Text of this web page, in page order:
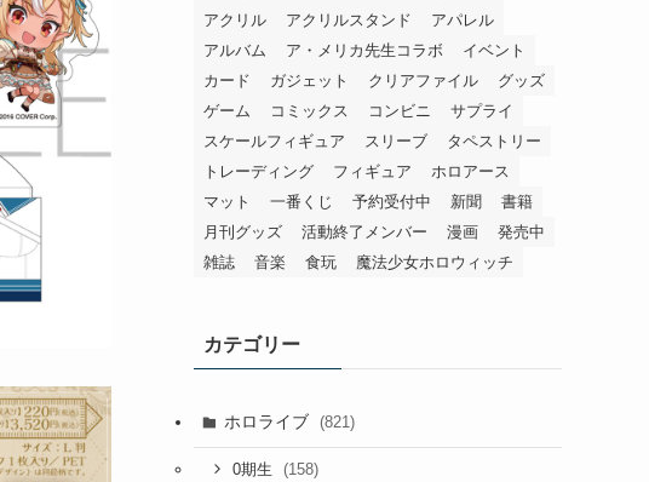
アクリル
アクリルスタンド
アパレル
アルバム
ア・メリカ先生コラボ
イベント
カード
ガジェット クリアファイル
グッズ
ゲーム
コミックス コンビニ
サプライ
スケールフィギュア
スリーブ
タペストリー
トレーディング
フィギュア
ホロアース
マット
一番くじ 予約受付中 新聞
書籍
月刊グッズ
活動終了メンバー 漫画
発売中
雑誌
音楽 食玩 魔法少女ホロウィッチ
カテゴリー
ホロライブ (821)
0期生 (158)